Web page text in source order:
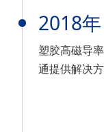
2018年
塑胶高磁导
通提供解决